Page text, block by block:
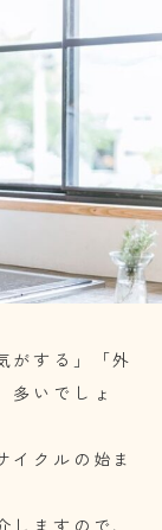
がする」「外
多いでしょ
イクルの始ま